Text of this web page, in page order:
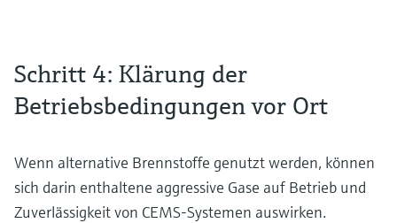
Schritt 4: Klärung der
Betriebsbedingungen vor Ort
Wenn alternative Brennstoffe genutzt werden, können
sich darin enthaltene aggressive Gase auf Betrieb und
Zuverlässigkeit von CEMS-Systemen auswirken.